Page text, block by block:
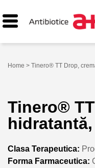
Home > Tinero® TT Drop,
Tinero®
Clasa Terapeutica:
Forma Farmaceutica: